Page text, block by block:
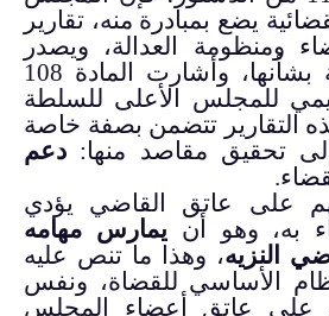
يضع بمبادرة منه، تقارير
ومنظومة العدالة، ويصدر
التوصيات الملائمة بشأنها، وأشارت المادة 108
للمجلس الأعلى للسلطة
التقارير تتضمن بصفة خاصة
تحقيق مقاصد منها: دعم
على عاتق القاضي يؤدي
به، وهو أن يمارس مهامه
النزيه، وهذا ما تنص عليه
من النظام الأساسي للقضاة، ونفس
على عاتق أعضاء المجلس